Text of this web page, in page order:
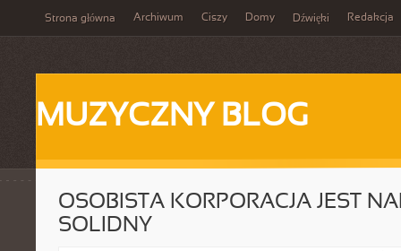
Strona główna Archiwum Ciszy Domy Dźwięki Redakcja
MUZYCZNY BLOG
OSOBISTA KORPORACJA JEST
SOLIDNY